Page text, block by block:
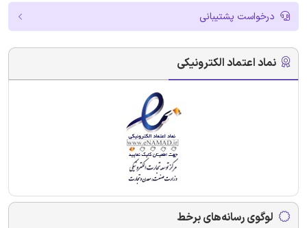
درخواست پشتیبانی
نماد اعتماد الکترونیکی
لوگوی رسانه‌های برخط